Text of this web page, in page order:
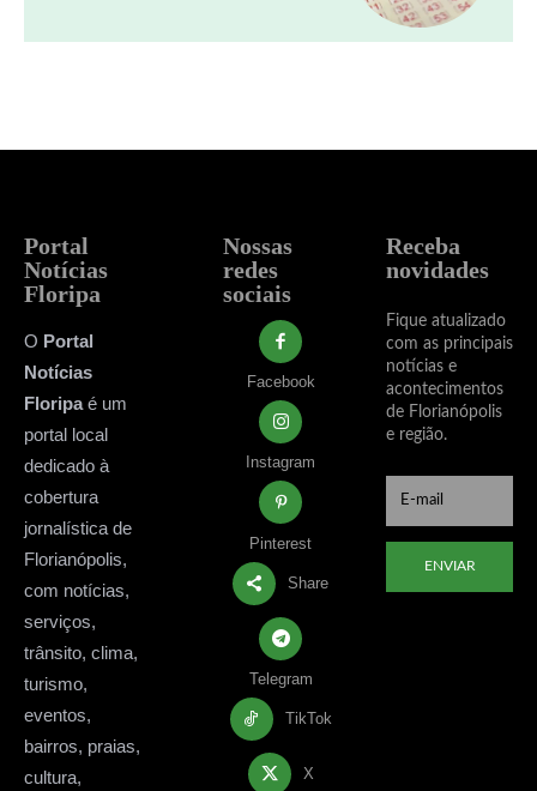
Portal
Notícias
Floripa
O Portal
Notícias
Floripaé um
portal local
dedicado à
cobertura
jornalística de
Florianópolis,
com notícias,
serviços,
trânsito, clima,
turismo,
eventos,
bairros, praias,
cultura,
Nossas
redes
sociais
Facebook
Instagram
Pinterest
Share
Telegram
TikTok
X
Receba
novidades
Fique atualizado
com as principais
notícias e
acontecimentos
de Florianópolis
e região.
ENVIAR